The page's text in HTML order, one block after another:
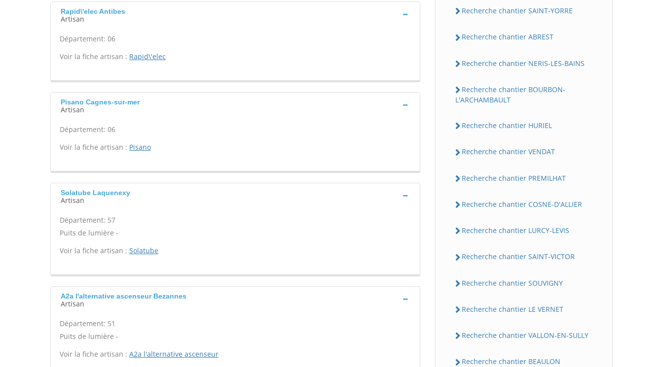
Rapid\'elec Antibes
Artisan
Département: 06
Voir la fiche artisan : Rapid\'elec
Pisano Cagnes-sur-mer
Artisan
Département: 06
Voir la fiche artisan : Pisano
Solatube Laquenexy
Artisan
Département: 57
Puits de lumière -
Voir la fiche artisan : Solatube
A2a l'alternative ascenseur Bezannes
Artisan
Département: 51
Puits de lumière -
Voir la fiche artisan : A2a l'alternative ascenseur
Recherche chantier SAINT-YORRE
Recherche chantier ABREST
Recherche chantier NERIS-LES-BAINS
Recherche chantier BOURBON-
L'ARCHAMBAULT
Recherche chantier HURIEL
Recherche chantier VENDAT
Recherche chantier PREMILHAT
Recherche chantier COSNE-D'ALLIER
Recherche chantier LURCY-LEVIS
Recherche chantier SAINT-VICTOR
Recherche chantier SOUVIGNY
Recherche chantier LE VERNET
Recherche chantier VALLON-EN-SULLY
Recherche chantier BEAULON